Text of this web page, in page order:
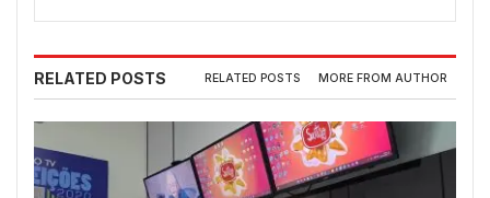
RELATED POSTS RELATED POSTS MORE FROM AUTHOR